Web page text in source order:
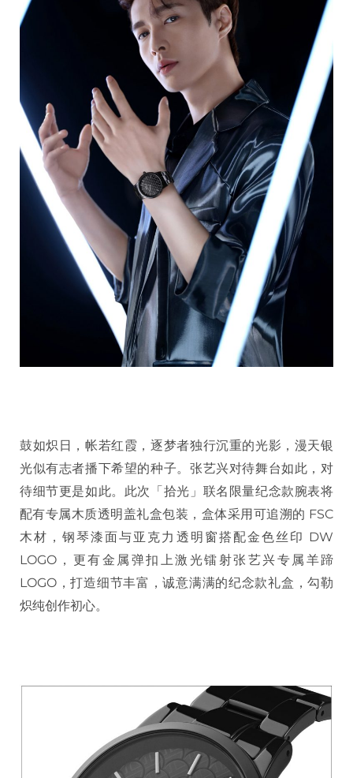
鼓如炽日，帐若红霞，逐梦者独行沉重的光影，漫天银
光似有志者播下希望的种子。张艺兴对待舞台如此，对
待细节更是如此。此次「拾光」联名限量纪念款腕表将
配有专属木质透明盖礼盒包装，盒体采用可追溯的 FSC
木材，钢琴漆面与亚克力透明窗搭配金色丝印 DW
LOGO，更有金属弹扣上激光镭射张艺兴专属羊蹄
LOGO，打造细节丰富，诚意满满的纪念款礼盒，勾勒
炽纯创作初心。